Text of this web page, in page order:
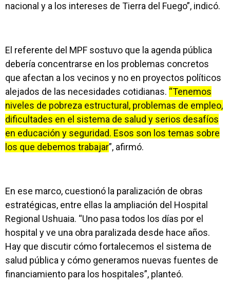
nacional y a los intereses de Tierra del Fuego”, indicó.
El referente del MPF sostuvo que la agenda pública
debería concentrarse en los problemas concretos
que afectan a los vecinos y no en proyectos políticos
alejados de las necesidades cotidianas. “Tenemos
niveles de pobreza estructural, problemas de empleo,
dificultades en el sistema de salud y serios desafíos
en educación y seguridad. Esos son los temas sobre
los que debemos trabajar”, afirmó.
En ese marco, cuestionó la paralización de obras
estratégicas, entre ellas la ampliación del Hospital
Regional Ushuaia. “Uno pasa todos los días por el
hospital y ve una obra paralizada desde hace años.
Hay que discutir cómo fortalecemos el sistema de
salud pública y cómo generamos nuevas fuentes de
financiamiento para los hospitales”, planteó.